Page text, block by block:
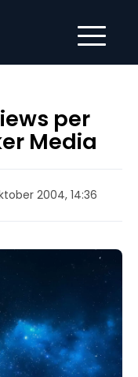
per
Media
2004, 14:36